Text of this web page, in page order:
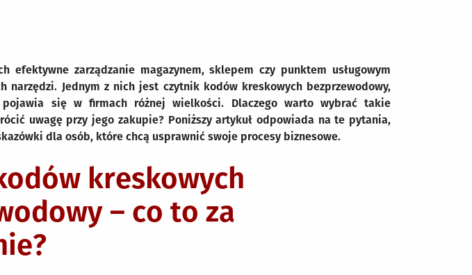
efektywne zarządzanie magazynem, sklepem czy punktem usługowym
narzędzi. Jednym z nich jest czytnik kodów kreskowych bezprzewodowy,
pojawia się w firmach różnej wielkości. Dlaczego warto wybrać takie
uwagę przy jego zakupie? Poniższy artykuł odpowiada na te pytania,
dla osób, które chcą usprawnić swoje procesy biznesowe.
kreskowych
– co to za